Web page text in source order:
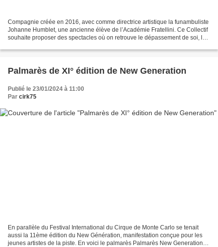
Compagnie créée en 2016, avec comme directrice artistique la funambuliste
Johanne Humblet, une ancienne élève de l’Académie Fratellini. Ce Collectif
souhaite proposer des spectacles où on retrouve le dépassement de soi, la
Palmarès de XI° édition de New Generation
Publié le 23/01/2024 à 11:00
Par cirk75
En parallèle du Festival International du Cirque de Monte Carlo se tenait
aussi la 11ème édition du New Génération, manifestation conçue pour les
jeunes artistes de la piste. En voici le palmarès Palmarès New Generation